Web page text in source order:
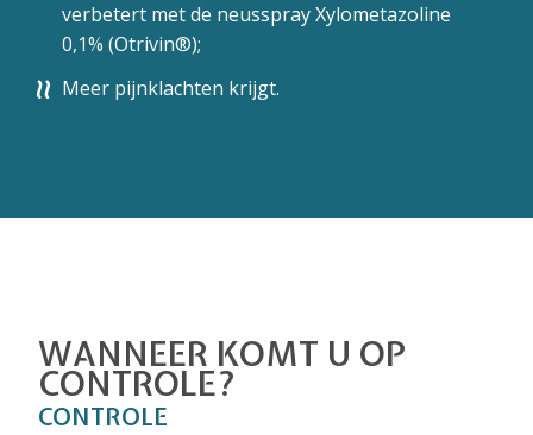
verbetert met de neusspray Xylometazoline
0,1% (Otrivin®);
Meer pijnklachten krijgt.
WANNEER KOMT U OP
CONTROLE?
CONTROLE